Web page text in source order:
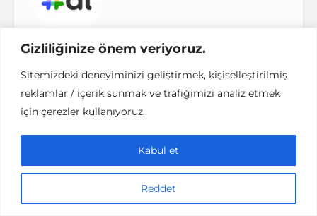
Gizliliğinize önem veriyoruz.
Sitemizdeki deneyiminizi geliştirmek, kişiselleştirilmiş
reklamlar / içerik sunmak ve trafiğimizi analiz etmek
için çerezler kullanıyoruz.
Reddet
Kabul et
denemenlazım
TÜM YAZILARI GÖSTER
Yorumlar